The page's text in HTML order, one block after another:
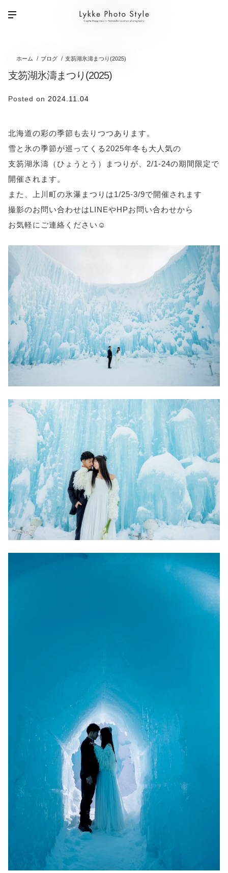
ホーム ブログ 支笏湖氷濤まつり(2025)
支笏湖氷濤まつり(2025)
Posted on 2024.11.04
北海道の彩の季節も去りつつあります。
雪と氷の季節が巡ってくる2025年冬も大人気の
支笏湖氷濤（ひょうとう）まつりが、2/1-24の期間限定で
開催されます。
また、上川町の氷瀑まつりは1/25-3/9で開催されます
撮影のお問い合わせはLINEやHPお問い合わせから
お気軽にご連絡ください☺️